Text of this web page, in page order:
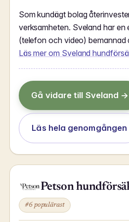
Som kundägt bolag
verksamheten. Sveland har en
(telefon och video) bemannad
Läs mer om Sveland
Gå vidare till Sveland →
Läs hela genomgången
Petson
#6 populärast